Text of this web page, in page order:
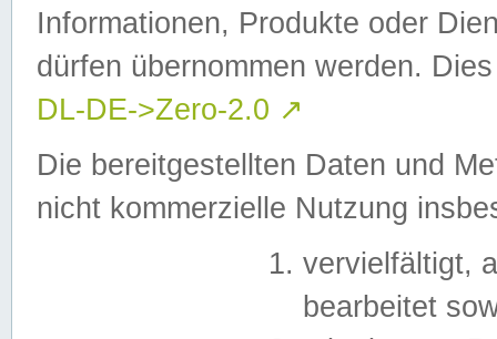
Informationen, Produkte oder
dürfen übernommen werden.
DL-DE->Zero-2.0 ↗
Die bereitgestellten Daten und
nicht kommerzielle Nutzung
vervielfältigt,
bearbeitet